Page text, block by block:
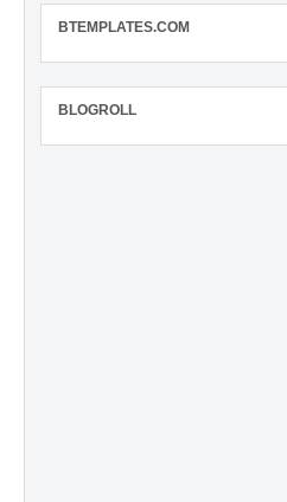
BTEMPLATES.COM
BLOGROLL